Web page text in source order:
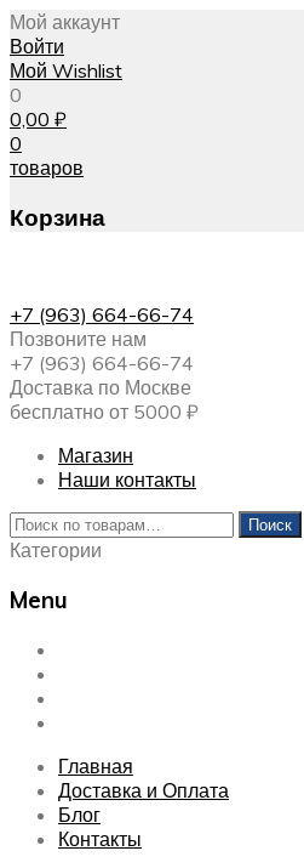
Мой аккаунт
Войти
Мой Wishlist
0
0,00 ₽
0
товаров
Корзина
+7 (963) 664-66-74
Позвоните нам
+7 (963) 664-66-74
Доставка по Москве
бесплатно от 5000 ₽
Магазин
Наши контакты
Искать:
Поиск
Категории
Menu
Skip
content
Главная
Доставка и Оплата
Блог
Контакты